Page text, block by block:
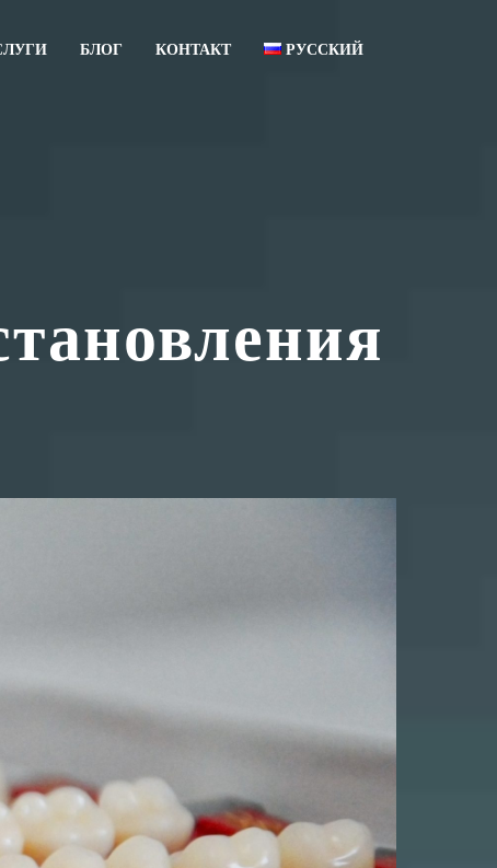
БЛОГ КОНТАКТ РУССКИЙ